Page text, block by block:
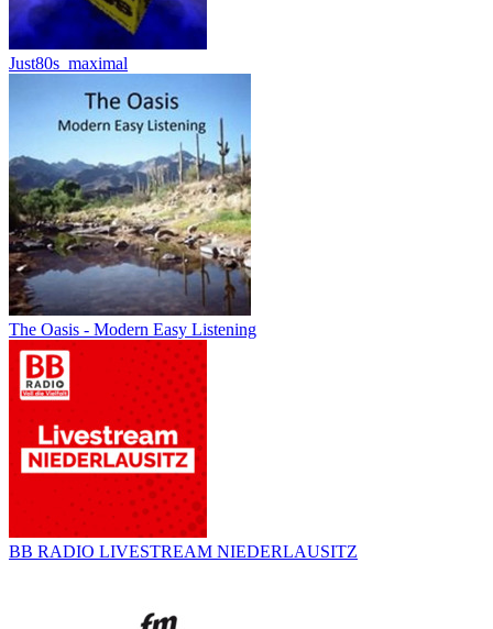
Just80s_maximal
The Oasis - Modern Easy Listening
BB RADIO LIVESTREAM NIEDERLAUSITZ